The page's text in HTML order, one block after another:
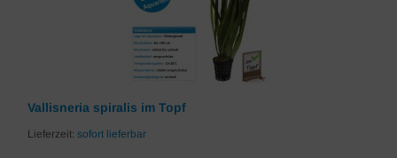
Vallisneria spiralis im Topf
Lieferzeit: sofort lieferbar